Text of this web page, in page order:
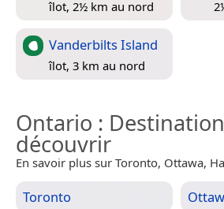
îlot, 2½ km au nord
Vanderbilts Island
îlot, 3 km au nord
Ontario :
découvrir
En savoir plus sur Toronto, Ottawa,
Toronto